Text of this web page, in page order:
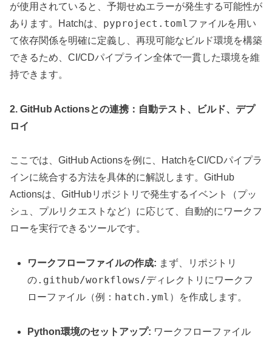
が使用されていると、予期せぬエラーが発生する可能性が
あります。Hatchは、 pyproject.tomlファイルを用い
て依存関係を明確に定義し、再現可能なビルド環境を構築
できるため、CI/CDパイプライン全体で一貫した環境を維
持できます。
2. GitHub Actionsとの連携：自動テスト、ビルド、デプ
ロイ
ここでは、GitHub Actionsを例に、HatchをCI/CDパイプラ
インに統合する方法を具体的に解説します。GitHub
Actionsは、GitHubリポジトリで発生するイベント（プッ
シュ、プルリクエストなど）に応じて、自動的にワークフ
ローを実行できるツールです。
ワークフローファイルの作成: まず、リポジトリ
の.github/workflows/ディレクトリにワークフ
ローファイル（例： hatch.yml ）を作成します。
Python環境のセットアップ: ワークフローファイル